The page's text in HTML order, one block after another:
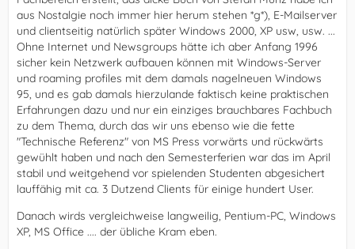
aus Nostalgie noch immer hier herum stehen *g*), E-Mailserver
und clientseitig natürlich später Windows 2000, XP usw, usw. ...
Ohne Internet und Newsgroups hätte ich aber Anfang 1996
sicher kein Netzwerk aufbauen können mit Windows-Server
und roaming profiles mit dem damals nagelneuen Windows
95, und es gab damals hierzulande faktisch keine praktischen
Erfahrungen dazu und nur ein einziges brauchbares Fachbuch
zu dem Thema, durch das wir uns ebenso wie die fette
"Technische Referenz" von MS Press vorwärts und rückwärts
gewühlt haben und nach den Semesterferien war das im April
stabil und weitgehend vor spielenden Studenten abgesichert
lauffähig mit ca. 3 Dutzend Clients für einige hundert User.
Danach wirds vergleichweise langweilig, Pentium-PC, Windows
XP, MS Office .... der übliche Kram eben.